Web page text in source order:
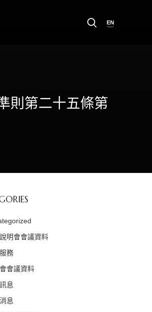
EN
則第二十五條第
明會會議資料
務
會議資料
息
息